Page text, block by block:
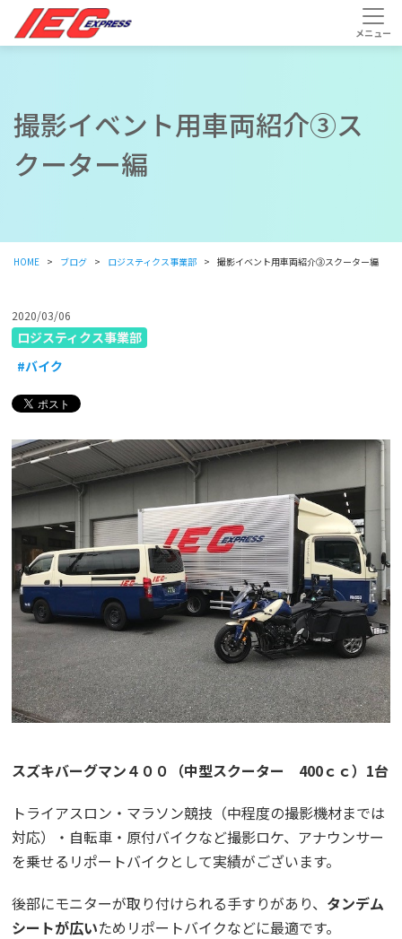
撮影イベント用車両紹介③ス
クーター編
HOME ブログ ロジスティクス事業部 撮影イベント用車両紹介③スクーター編
2020/03/06
ロジスティクス事業部
#バイク
スズキバーグマン４００（中型スクーター 400ｃｃ）1台
トライアスロン・マラソン競技（中程度の撮影機材までは
対応）・自転車・原付バイクなど撮影ロケ、アナウンサー
を乗せるリポートバイクとして実績がございます。
後部にモニターが取り付けられる手すりがあり、 タンデム
シートが広いためリポートバイクなどに最適です。